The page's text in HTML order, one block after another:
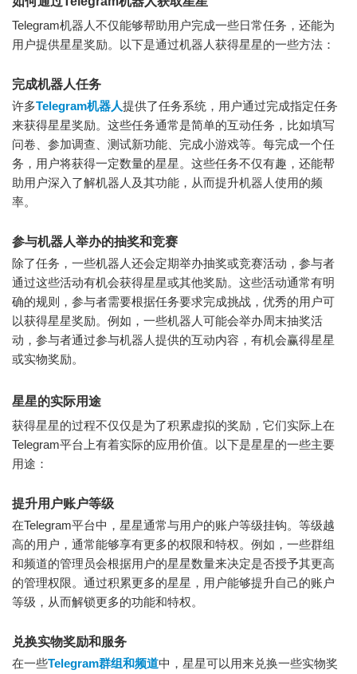
Telegram机器人不仅能够帮助用户完成一些日常任务，还能为
用户提供星星奖励。以下是通过机器人获得星星的一些方法：
完成机器人任务
许多Telegram机器人提供了任务系统，用户通过完成指定任务
来获得星星奖励。这些任务通常是简单的互动任务，比如填写
问卷、参加调查、测试新功能、完成小游戏等。每完成一个任
务，用户将获得一定数量的星星。这些任务不仅有趣，还能帮
助用户深入了解机器人及其功能，从而提升机器人使用的频
率。
参与机器人举办的抽奖和竞赛
除了任务，一些机器人还会定期举办抽奖或竞赛活动，参与者
通过这些活动有机会获得星星或其他奖励。这些活动通常有明
确的规则，参与者需要根据任务要求完成挑战，优秀的用户可
以获得星星奖励。例如，一些机器人可能会举办周末抽奖活
动，参与者通过参与机器人提供的互动内容，有机会赢得星星
或实物奖励。
星星的实际用途
获得星星的过程不仅仅是为了积累虚拟的奖励，它们实际上在
Telegram平台上有着实际的应用价值。以下是星星的一些主要
用途：
提升用户账户等级
在Telegram平台中，星星通常与用户的账户等级挂钩。等级越
高的用户，通常能够享有更多的权限和特权。例如，一些群组
和频道的管理员会根据用户的星星数量来决定是否授予其更高
的管理权限。通过积累更多的星星，用户能够提升自己的账户
等级，从而解锁更多的功能和特权。
兑换实物奖励和服务
在一些Telegram群组和频道中，星星可以用来兑换一些实物奖